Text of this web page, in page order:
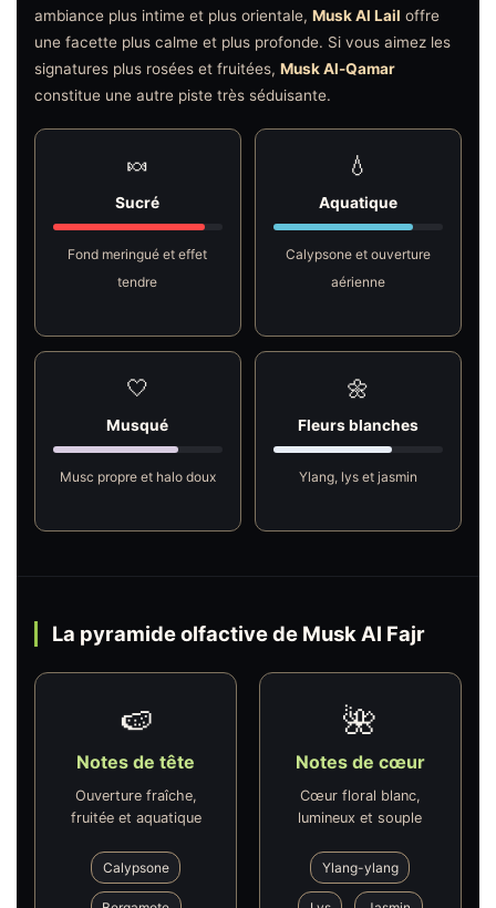
ambiance plus intime et plus orientale, Musk Al Lail offre
une facette plus calme et plus profonde. Si vous aimez les
signatures plus rosées et fruitées, Musk Al-Qamar
constitue une autre piste très séduisante.
🍬
Sucré
Fond meringué et effet
tendre
💧
Aquatique
Calypsone et ouverture
aérienne
🤍
Musqué
Musc propre et halo doux
🌼
Fleurs blanches
Ylang, lys et jasmin
La pyramide olfactive de Musk Al Fajr
🍉
Notes de tête
Ouverture fraîche,
fruitée et aquatique
Calypsone
🌺
Notes de cœur
Cœur floral blanc,
lumineux et souple
Ylang-ylang